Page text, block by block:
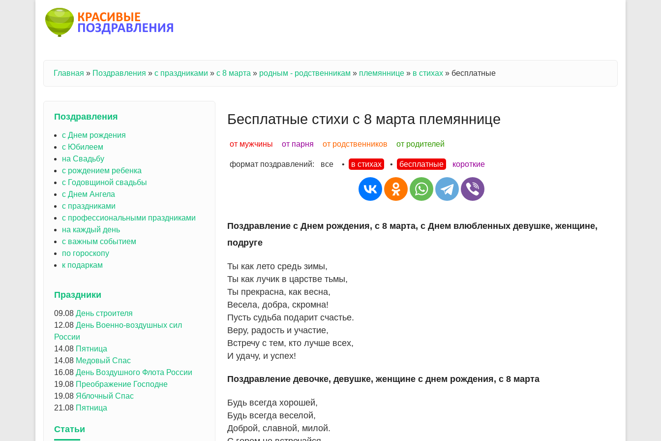
Вы здесь
Главная » Поздравления » с праздниками » с 8 марта » родным - родственникам » племяннице » в стихах » бесплатные
Бесплатные стихи с 8 марта племяннице
от мужчины от парня от родственников от родителей
формат поздравлений: все • в стихах • бесплатные короткие
Поздравление с Днем рождения, с 8 марта, с Днем влюбленных девушке, женщине,
подруге
Ты как лето средь зимы,
Ты как лучик в царстве тьмы,
Ты прекрасна, как весна,
Весела, добра, скромна!
Пусть судьба подарит счастье.
Веру, радость и участие,
Встречу с тем, кто лучше всех,
И удачу, и успех!
Поздравление девочке, девушке, женщине с днем рождения, с 8 марта
Будь всегда хорошей,
Будь всегда веселой,
Доброй, славной, милой.
Поздравления
с Днем рождения
с Юбилеем
на Свадьбу
с рождением ребенка
с Годовщиной свадьбы
с Днем Ангела
с праздниками
с профессиональными праздниками
на каждый день
с важным событием
по гороскопу
к подаркам
Праздники
09.08 День строителя
12.08 День Военно-воздушных сил
России
14.08 Пятница
14.08 Медовый Спас
16.08 День Воздушного Флота России
19.08 Преображение Господне
19.08 Яблочный Спас
21.08 Пятница
Статьи